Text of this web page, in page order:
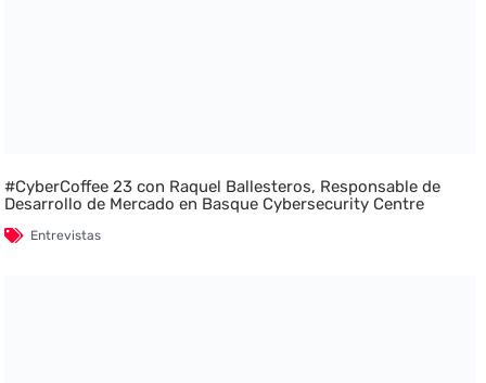
#CyberCoffee 23 con Raquel Ballesteros, Responsable de
Desarrollo de Mercado en Basque Cybersecurity Centre
Entrevistas